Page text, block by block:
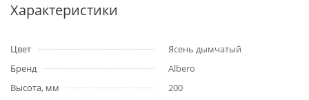
Характеристики
Цвет
Ясень дымчатый
Бренд
Albero
Высота, мм
200